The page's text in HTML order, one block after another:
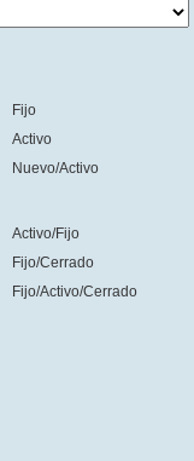
Fijo
Activo
Nuevo/Activo
Activo/Fijo
Fijo/Cerrado
Fijo/Activo/Cerrado